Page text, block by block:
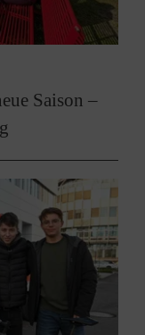
Saison –